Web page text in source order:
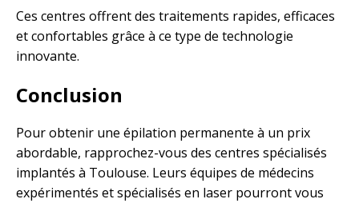
Ces centres offrent des traitements rapides, efficaces
et confortables grâce à ce type de technologie
innovante.
Conclusion
Pour obtenir une épilation permanente à un prix
abordable, rapprochez-vous des centres spécialisés
implantés à Toulouse. Leurs équipes de médecins
expérimentés et spécialisés en laser pourront vous